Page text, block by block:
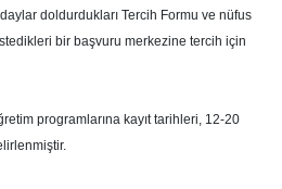
doldurdukları Tercih Formu ve nüfus
bir başvuru merkezine tercih için
programlarına kayıt tarihleri, 12-20